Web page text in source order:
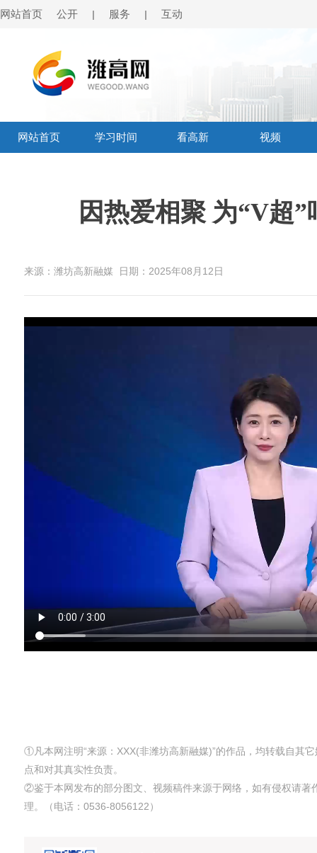
网站首页 公开 | 服务 | 互动
网站首页 学习时间 看高新 视频
因热爱相聚 为“V超
来源：潍坊高新融媒 日期：2025年08月12日
①凡本网注明“来源：XXX(非潍坊高新融媒)”的作品，均转载自其
点和对其真实性负责。
②鉴于本网发布的部分图文、视频稿件来源于网络，如有侵权请
理。（电话：0536-8056122）